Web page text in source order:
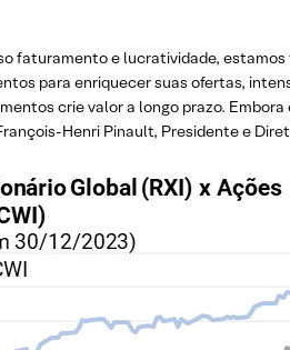
faturamento e lucratividade,
para enriquecer suas ofertas,
crie valor a longo prazo.
Henri Pinault, Presidente e